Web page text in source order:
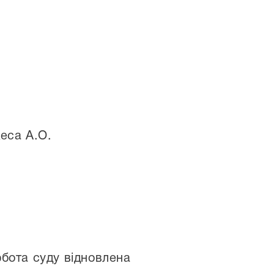
А.О.
суду відновлена